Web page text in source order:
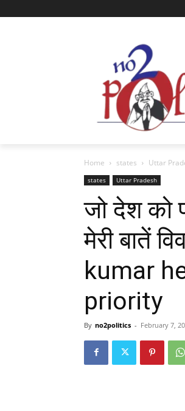
Home states Uttar
states Uttar Pradesh
जो देश को
मेरी बातें
kumar
priority
By no2politics - February 7,